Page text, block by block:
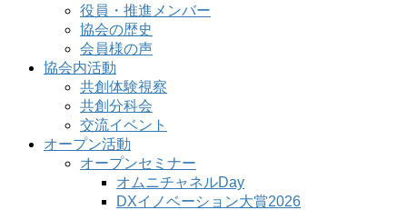
役員・推進メンバー
協会の歴史
会員様の声
協会内活動
共創体験視察
共創分科会
交流イベント
オープン活動
オープンセミナー
オムニチャネルDay
DXイノベーション大賞2026